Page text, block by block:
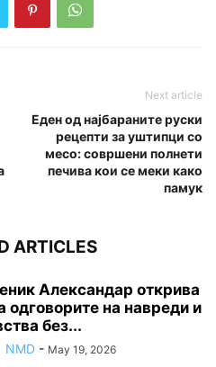
Next article
Еден од најбараните руски
рецепти за уштипци со
месо: совршени полнети
печива кои се меки како
памук
ARTICLES
Александар открива
одговорите на навреди и
без...
NMD - May 19, 2026